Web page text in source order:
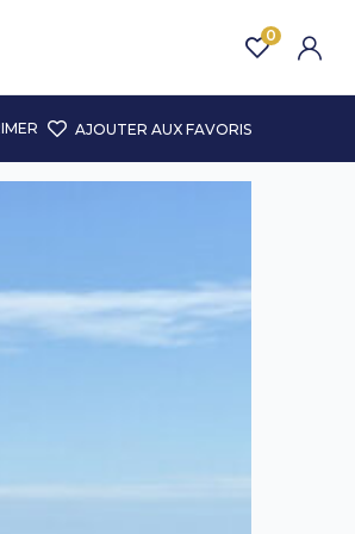
0
AJOUTER AUX FAVORIS